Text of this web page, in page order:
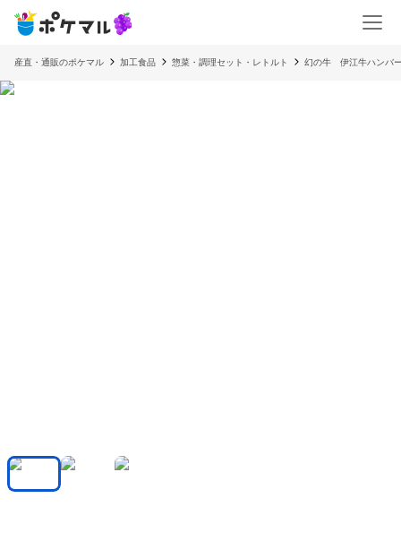
産直・通販のポケマル 加工食品 惣菜・調理セット・レトルト 幻の牛 伊江牛ハンバ